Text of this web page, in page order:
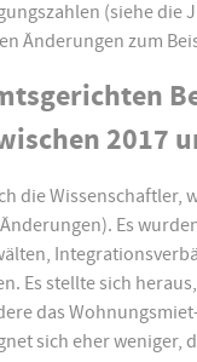
(siehe die
Änderungen zum
2017
die
Es
Es stellte sich
das
sich eher weniger,